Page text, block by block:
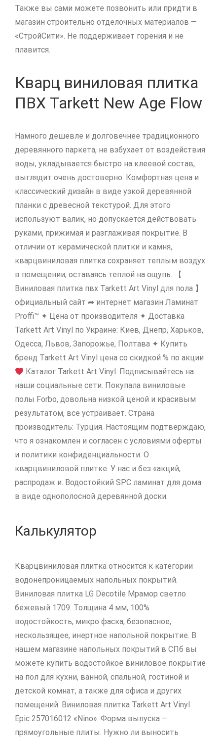
Также вы сами можете позвонить или придти в
магазин строительно отделочных материалов —
«СтройСити». Не поддерживает горения и не
плавится.
Кварц виниловая плитка
ПВХ Tarkett New Age Flow
Намного дешевле и долговечнее традиционного
деревянного паркета, не взбухает от воздействия
воды, укладывается быстро на клеевой состав,
выглядит очень достоверно. Комфортная цена и
классический дизайн в виде узкой деревянной
планки с древесной текстурой. Для этого
используют валик, но допускается действовать
руками, прижимая и разглаживая покрытие. В
отличии от керамической плитки и камня,
кварцвиниловая плитка сохраняет теплым воздух
в помещении, оставаясь теплой на ощупь. 【
Виниловая плитка пвх Tarkett Art Vinyl для пола 】
официальный сайт ➦ интернет магазин Ламинат
Proffi™ ✦ Цена от производителя ✦ Доставка
Tarkett Art Vinyl по Украине: Киев, Днепр, Харьков,
Одесса, Львов, Запорожье, Полтава ✦ Купить
бренд Tarkett Art Vinyl цена со скидкой % по акции
Каталог Tarkett Art Vinyl. Подписывайтесь на
наши социальные сети. Покупала виниловые
полы Forbo, довольна низкой ценой и красивым
результатом, все устраивает. Страна
производитель: Турция. Настоящим подтверждаю,
что я ознакомлен и согласен с условиями оферты
и политики конфиденциальности. О
кварцвиниловой плитке. У нас и без «акций,
распродаж и. Водостойкий SPC ламинат для дома
в виде однополосной деревянной доски.
Калькулятор
Кварцвиниловая плитка относится к категории
водонепроницаемых напольных покрытий.
Виниловая плитка LG Decotile Мрамор светло
бежевый 1709. Толщина 4 мм, 100%
водостойкость, микро фаска, безопасное,
нескользящее, инертное напольной покрытие. В
нашем магазине напольных покрытий в СПб вы
можете купить водостойкое виниловое покрытие
на пол для кухни, ванной, спальной, гостиной и
детской комнат, а также для офиса и других
помещений. Виниловая плитка Tarkett Art Vinyl
Epic 257016012 «Nino». Форма выпуска —
прямоугольные плиты. Нужно ли выносить